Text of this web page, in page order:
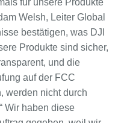
für unsere Produkte
Welsh, Leiter Global
bestätigen, was DJI
Produkte sind sicher,
und die
auf der FCC
werden nicht durch
Wir haben diese